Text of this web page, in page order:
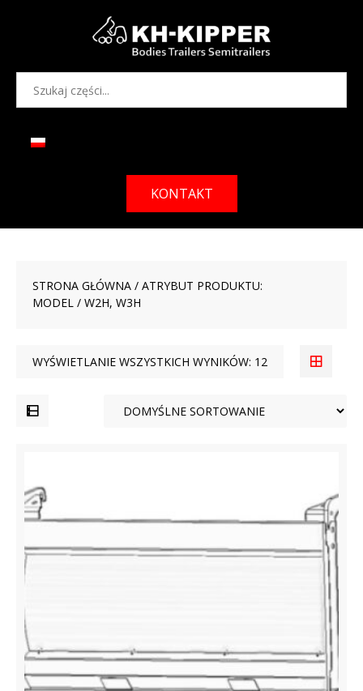
KONTAKT
STRONA GŁÓWNA / ATRYBUT PRODUKTU:
MODEL / W2H, W3H
WYŚWIETLANIE WSZYSTKICH WYNIKÓW: 12